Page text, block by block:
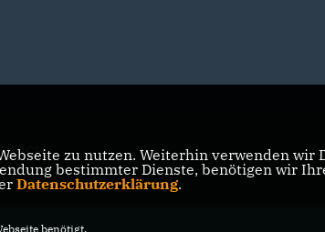
zu nutzen. Weiterhin verwenden
bestimmter Dienste, benötigen wir
Datenschutzerklärung.
benötigt.